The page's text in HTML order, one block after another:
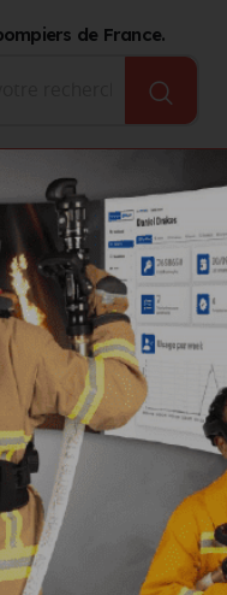
de France.
Journal
AUTRES ORGANISMES